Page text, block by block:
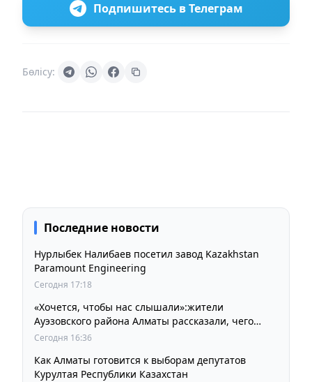
Подпишитесь в Телеграм
Бөлісу:
Последние новости
Нурлыбек Налибаев посетил завод Kazakhstan
Paramount Engineering
Сегодня 17:18
«Хочется, чтобы нас слышали»:жители
Ауэзовского района Алматы рассказали, чего
ждут от выборов депутатов Курултая
Сегодня 16:36
Как Алматы готовится к выборам депутатов
Курултая Республики Казахстан